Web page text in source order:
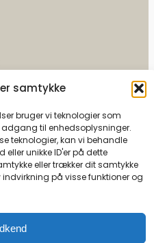
samtykke
bruger vi teknologier som
til enhedsoplysninger.
teknologier, kan vi behandle
unikke ID'er på dette
eller trækker dit samtykke
på visse funktioner og